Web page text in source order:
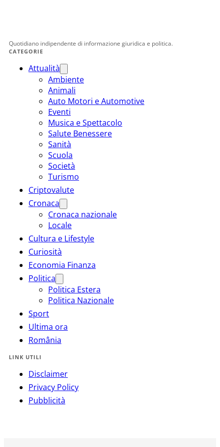
Quotidiano indipendente di informazione giuridica e politica.
CATEGORIE
Attualità
Ambiente
Animali
Auto Motori e Automotive
Eventi
Musica e Spettacolo
Salute Benessere
Sanità
Scuola
Società
Turismo
Criptovalute
Cronaca
Cronaca nazionale
Locale
Cultura e Lifestyle
Curiosità
Economia Finanza
Politica
Politica Estera
Politica Nazionale
Sport
Ultima ora
România
LINK UTILI
Disclaimer
Privacy Policy
Pubblicità